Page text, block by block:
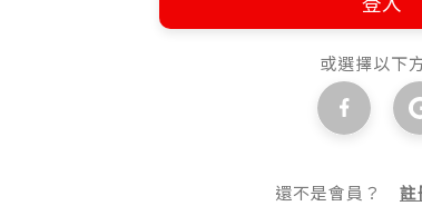
或選擇以下
還不是會員？註